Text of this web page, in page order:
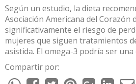
SOCIEDAD
CULTURIZANDO.COM
Según un estudio, la dieta
Asociación Americana del Corazón
significativamente el riesgo de
mujeres que siguen tratamientos
asistida. El omega-3 podría ser una
Compartir por: